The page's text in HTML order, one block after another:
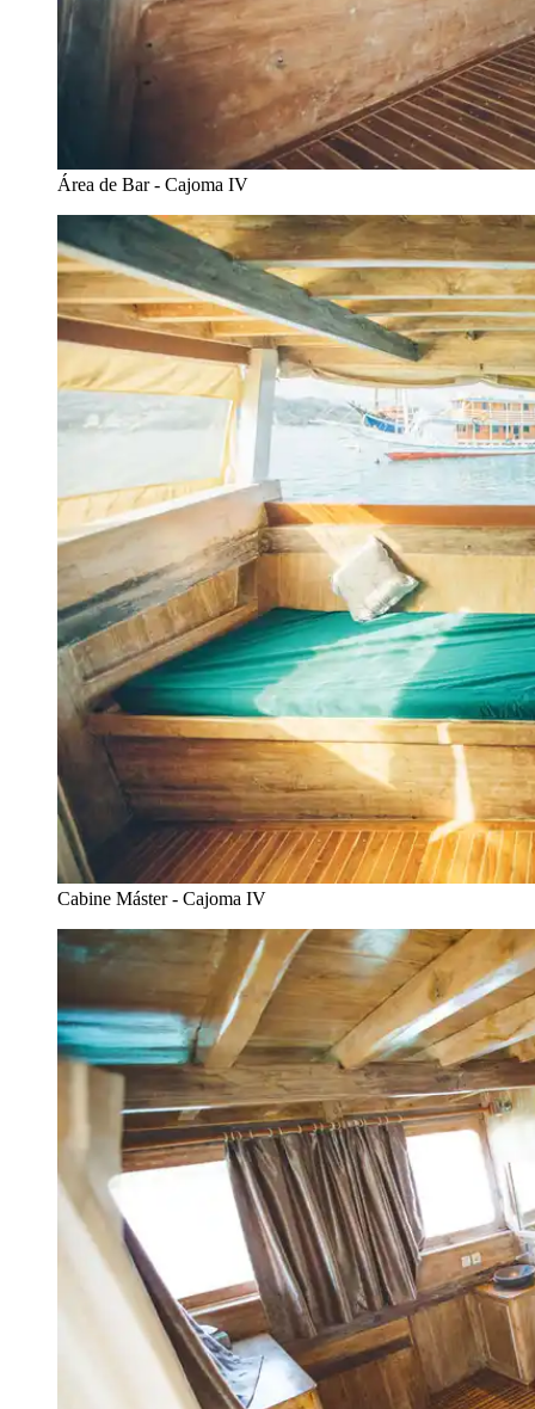
Área de Bar - Cajoma IV
Cabine Máster - Cajoma IV